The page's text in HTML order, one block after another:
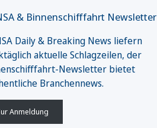
& Binnenschifffahrt Newsletter
Daily & Breaking News liefern
aktuelle Schlagzeilen, der
Newsletter bietet
Branchennews.
Anmeldung